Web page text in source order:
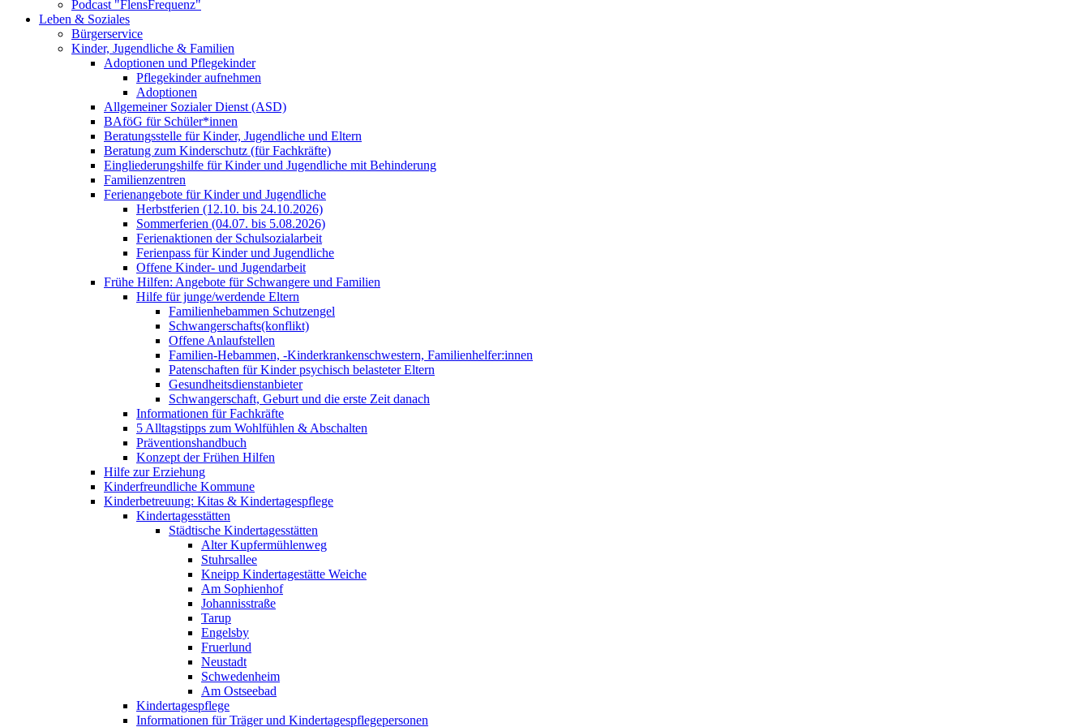
Podcast "FlensFrequenz"
Leben & Soziales
Bürgerservice
Kinder, Jugendliche & Familien
Adoptionen und Pflegekinder
Pflegekinder aufnehmen
Adoptionen
Allgemeiner Sozialer Dienst (ASD)
BAföG für Schüler*innen
Beratungsstelle für Kinder, Jugendliche und Eltern
Beratung zum Kinderschutz (für Fachkräfte)
Eingliederungshilfe für Kinder und Jugendliche mit Behinderung
Familienzentren
Ferienangebote für Kinder und Jugendliche
Herbstferien (12.10. bis 24.10.2026)
Sommerferien (04.07. bis 5.08.2026)
Ferienaktionen der Schulsozialarbeit
Ferienpass für Kinder und Jugendliche
Offene Kinder- und Jugendarbeit
Frühe Hilfen: Angebote für Schwangere und Familien
Hilfe für junge/werdende Eltern
Familienhebammen Schutzengel
Schwangerschafts(konflikt)
Offene Anlaufstellen
Familien-Hebammen, -Kinderkrankenschwestern, Familienhelfer:innen
Patenschaften für Kinder psychisch belasteter Eltern
Gesundheitsdienstanbieter
Schwangerschaft, Geburt und die erste Zeit danach
Informationen für Fachkräfte
5 Alltagstipps zum Wohlfühlen & Abschalten
Präventionshandbuch
Konzept der Frühen Hilfen
Hilfe zur Erziehung
Kinderfreundliche Kommune
Kinderbetreuung: Kitas & Kindertagespflege
Kindertagesstätten
Städtische Kindertagesstätten
Alter Kupfermühlenweg
Stuhrsallee
Kneipp Kindertagestätte Weiche
Am Sophienhof
Johannisstraße
Tarup
Engelsby
Fruerlund
Neustadt
Schwedenheim
Am Ostseebad
Kindertagespflege
Informationen für Träger und Kindertagespflegepersonen